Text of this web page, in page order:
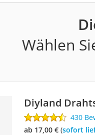
Wählen
Diyland
430
ab 17,00 €( Sofort